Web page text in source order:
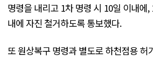
명령을 내리고 1차 명령 시 10일 이내에
내에 자진 철거하도록 통보했다.
또 원상복구 명령과 별도로 하천점용 허